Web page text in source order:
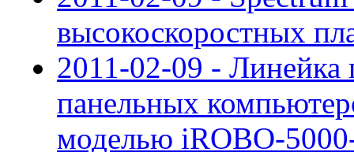
высокоскоростных
2011-02-09 -
панельных
моделью iROBO-